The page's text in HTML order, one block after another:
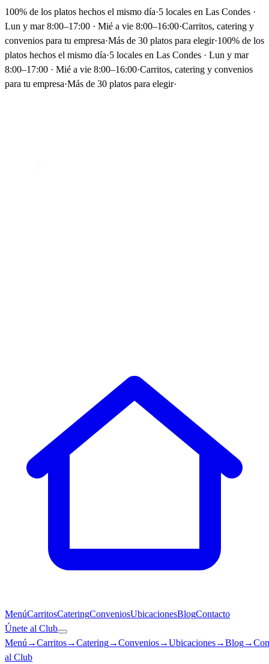
100% de los platos hechos el mismo día·5 locales en Las Condes ·
Lun y mar 8:00–17:00 · Mié a vie 8:00–16:00·Carritos, catering y
convenios para tu empresa·Más de 30 platos para elegir·100% de los
platos hechos el mismo día·5 locales en Las Condes · Lun y mar
8:00–17:00 · Mié a vie 8:00–16:00·Carritos, catering y convenios
para tu empresa·Más de 30 platos para elegir·
MenúCarritosCateringConveniosUbicacionesBlogContacto
Únete al Club
Menú →Carritos→Catering→Convenios→Ubicaciones→Blog→
al Club